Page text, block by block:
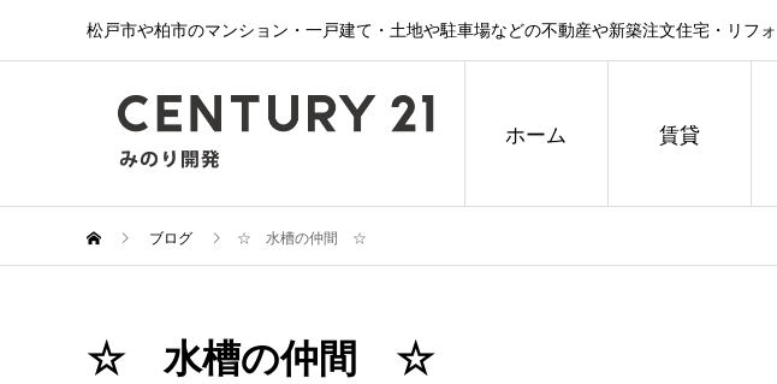
松戸市や柏市のマンション・一戸建て・土地や駐車場などの不動産や新築注文住宅・リフ
ホーム 賃貸
ブログ ☆ 水槽の仲間 ☆
☆ 水槽の仲間 ☆